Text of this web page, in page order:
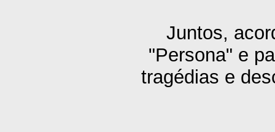
Juntos,
"Persona" e
tragédias e